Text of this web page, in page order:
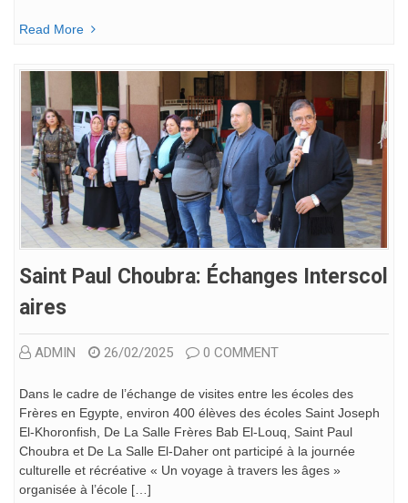
Read More
Saint Paul Choubra: Échanges Interscol
Aires
ADMIN 26/02/2025 0 COMMENT
Dans le cadre de l’échange de visites entre les écoles des
Frères en Egypte, environ 400 élèves des écoles Saint Joseph
El-Khoronfish, De La Salle Frères Bab El-Louq, Saint Paul
Choubra et De La Salle El-Daher ont participé à la journée
culturelle et récréative « Un voyage à travers les âges »
organisée à l’école […]